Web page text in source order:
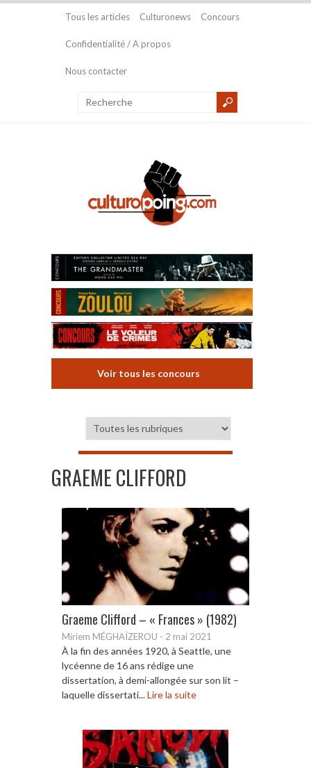
Tous les articles Culturonews Concours
Confidentialité / A propos
Nous contacter
Voir tous les concours
GRAEME CLIFFORD
Graeme Clifford – « Frances » (1982)
Miriem MÉGHAÏZEROU - 2 mai 2021
À la fin des années 1920, à Seattle, une
lycéenne de 16 ans rédige une
dissertation, à demi-allongée sur son lit –
laquelle dissertati...Lire la suite